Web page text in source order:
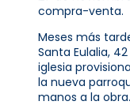
compra-venta.
Meses más
Santa Eulalia,
iglesia
la nueva
manos a la